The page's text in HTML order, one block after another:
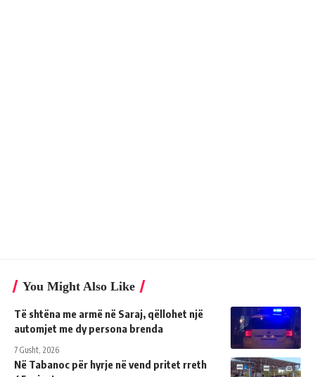
You Might Also Like
Të shtëna me armë në Saraj, qëllohet një
automjet me dy persona brenda
7 Gusht, 2026
Në Tabanoc për hyrje në vend pritet rreth